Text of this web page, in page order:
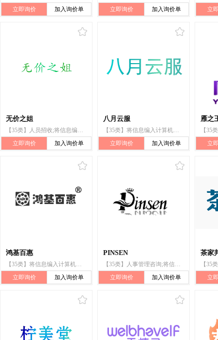
立即询价
加入询价单
立即询价
加入询价单 立
无价之姐
【35类】人员招收;将信息编入计算机数据库
立即询价
加入询价单
八月云服
【35类】将信息编入计算机数据库
立即询价
加入询价单
雁之
立
鸿基百惠
【35类】将信息编入计算机数据库;会计;寻找赞助
立即询价
加入询价单
PINSEN
【35类】人事管理咨询;将信息编入计算机数据库
立即询价
加入询价单
茶家
立